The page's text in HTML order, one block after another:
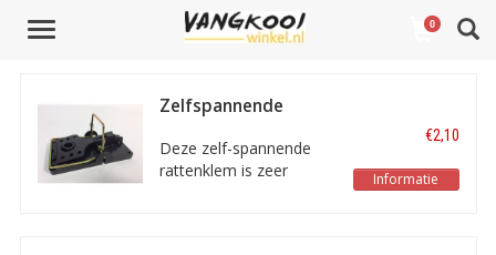
Toggle
0
Naam aflopend
Zelfspannende
rattenklem
Deze zelf-spannende
rattenklem is zeer
€2,10
Informatie